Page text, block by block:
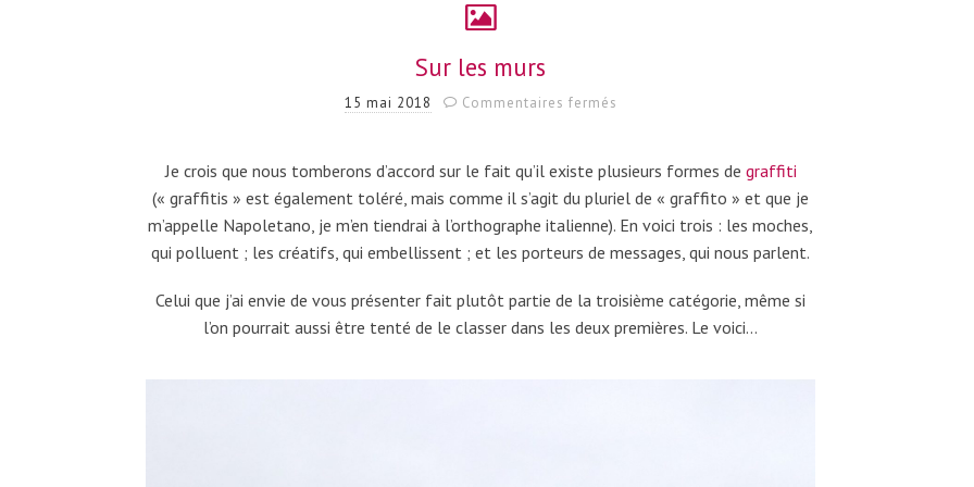
Sur les murs
15 mai 2018 Commentaires fermés
murs
Je crois que nous tomberons d’accord sur le fait qu’il existe plusieurs formes de graffiti
(« graffitis » est également toléré, mais comme il s’agit du pluriel de « graffito » et que je
m’appelle Napoletano, je m’en tiendrai à l’orthographe italienne). En voici trois : les moches,
qui polluent ; les créatifs, qui embellissent ; et les porteurs de messages, qui nous parlent.
Celui que j’ai envie de vous présenter fait plutôt partie de la troisième catégorie, même si
l’on pourrait aussi être tenté de le classer dans les deux premières. Le voici…